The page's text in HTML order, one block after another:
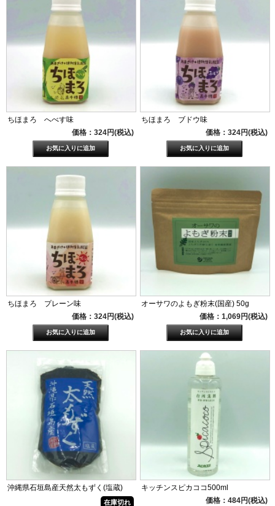
ちほまろ へべす味
価格：324円(税込)
ちほまろ ブドウ味
価格：324円(税込)
ちほまろ プレーン味
価格：324円(税込)
オーサワのよもぎ粉末(国産) 50g
価格：1,069円(税込)
沖縄県石垣島産天然太もずく(塩蔵)
在庫切れ
キッチンスピカココ500ml
価格：484円(税込)